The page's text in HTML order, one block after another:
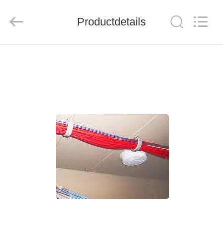
ONGEVEER
FABRIEKSREIS
KWALITEITSCONTROLE
Productdetails